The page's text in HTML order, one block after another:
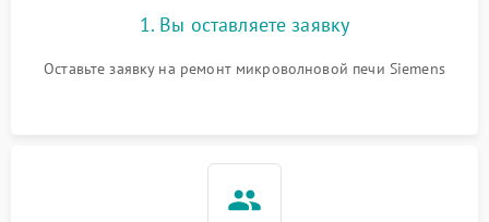
Не работают сенсорные
1000 ₽
1. Вы оставляете заявку
Оставьте заявку на ремонт микроволновой печи Siemens